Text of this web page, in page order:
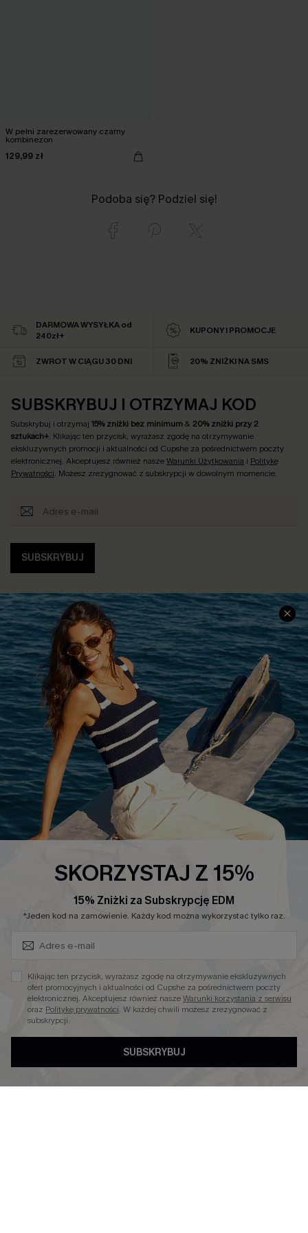
W pełni zarezerwowany czarny
kombinezon
129,99 zł
Podoba się? Podziel się!
DARMOWA WYSYŁKA od
240zł+
KUPONY I PROMOCJE
ZWROT W CIĄGU 30 DNI 20% ZNIŻKI NA SMS
SUBSKRYBUJ I OTRZYMAJ KOD
Subskrybuj i otrzymaj 15% zniżki bez minimum& 20% zniżki przy 2
sztukach+. Klikając ten przycisk, wyrażasz zgodę na otrzymywanie
ekskluzywnych promocji i aktualności od Cupshe za pośrednictwem poczty
elektronicznej. Akceptujesz również naszeWarunki Użytkowania i Politykę
Prywatności. Możesz zrezygnować z subskrypcji w dowolnym momencie.
SUBSKRYBUJ
INFORMACJE O FIRMIE
O NAS
Opinie Klientów
Polityka Prywatności
Warunki & Zasady
Łańcuch Dostaw Cupshe
20% Zniżki na SMS
CENTRUM SERWISOWE
Informacje o Wysyłce
Jak Śledzić
Polityka Zwrotów
Rozpocznij Zwrot
Informacje o Rozmiarach
FAQS
Kontakt z Nami
Modne Sukienki
Kontroli Brzucha
Wysokim Stanem
4.4
SKORZYSTAJ Z 15%
15% Zniżki za Subskrypcję EDM
*Jeden kod na zamówienie. Każdy kod można wykorzystać tylko raz.
Klikając ten przycisk, wyrażasz zgodę na otrzymywanie ekskluzywnych
ofert promocyjnych i aktualności od Cupshe za pośrednictwem poczty
elektronicznej. Akceptujesz również naszeWarunki korzystania z serwisu
oraz Politykę prywatności. W każdej chwili możesz zrezygnować z
subskrypcji.
SUBSKRYBUJ